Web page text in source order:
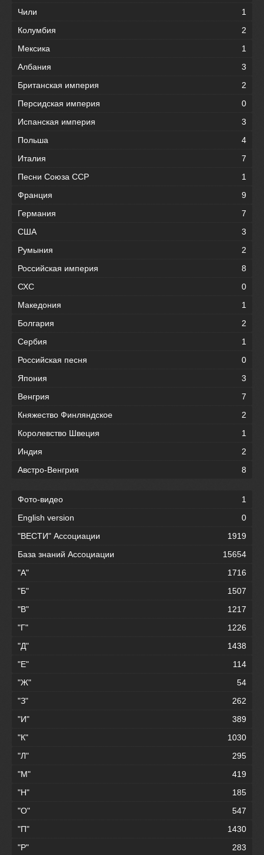
Чили
1
Колумбия
2
Мексика
1
Албания
3
Британская империя
2
Персидская империя
0
Испанская империя
3
Польша
4
Италия
7
Песни Союза ССР
1
Франция
9
Германия
7
США
3
Румыния
2
Российская империя
8
СХС
0
Македония
1
Болгария
2
Сербия
1
Российская песня
0
Япония
3
Венгрия
7
Княжество Финляндское
2
Королевство Швеция
1
Индия
2
Австро-Венгрия
8
Фото-видео
1
English version
0
"ВЕСТИ" Ассоциации
1919
База знаний Ассоциации
15654
"А"
1716
"Б"
1507
"В"
1217
"Г"
1226
"Д"
1438
"Е"
114
"Ж"
54
"З"
262
"И"
389
"К"
1030
"Л"
295
"М"
419
"Н"
185
"О"
547
"П"
1430
"Р"
283